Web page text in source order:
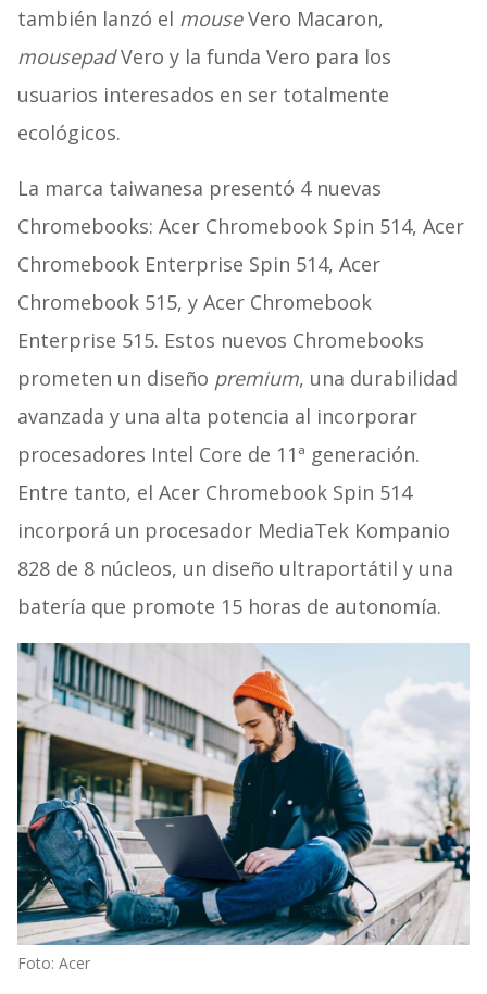
también lanzó el mouseVero Macaron,
mousepadVero y la funda Vero para los
usuarios interesados en ser totalmente
ecológicos.
La marca taiwanesa presentó 4 nuevas
Chromebooks: Acer Chromebook Spin 514, Acer
Chromebook Enterprise Spin 514, Acer
Chromebook 515, y Acer Chromebook
Enterprise 515. Estos nuevos Chromebooks
prometen un diseño premium, una durabilidad
avanzada y una alta potencia al incorporar
procesadores Intel Core de 11ª generación.
Entre tanto, el Acer Chromebook Spin 514
incorporá un procesador MediaTek Kompanio
828 de 8 núcleos, un diseño ultraportátil y una
batería que promote 15 horas de autonomía.
Foto: Acer